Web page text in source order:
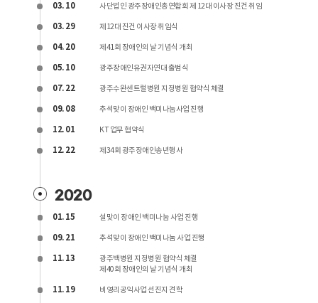
03. 10 사단법인 광주장애인총연합회 제 12대 이사장 진건 취임
03. 29 제12대 진건 이사장 취임식
04. 20 제41회 장애인의 날 기념식 개최
05. 10 광주장애인유권자연대 출범식
07. 22 광주수완센트럴병원 지정병원 협약식 체결
09. 08 추석맞이 장애인 백미나눔사업 진행
12. 01 KT 업무 협약식
12. 22 제34회 광주장애인송년행사
2020
01. 15 설맞이 장애인 백미나눔 사업 진행
09. 21 추석맞이 장애인 백미나눔 사업 진행
11. 13
광주백병원 지정병원 협약식 체결
제40회 장애인의 날 기념식 개최
11. 19 비영리공익사업 선진지 견학